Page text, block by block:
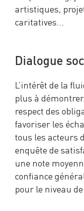
artistiques,
caritatives…
Dialogue
L’intérêt de la
plus à
respect des
favoriser les
tous les acteurs
enquête de
une note
confiance
pour le niveau